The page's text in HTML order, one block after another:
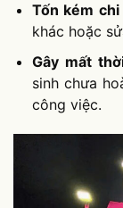
Tốn kém chi
khác hoặc
Gây mất
sinh chưa
công việc.